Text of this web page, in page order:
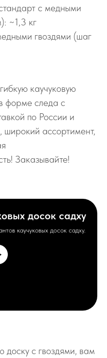
с медными
~1,3 кг
гвоздями (шаг
каучуковую
форме следа с
по России и
широкий ассортимент,
Заказывайте!
досок садху
каучуковых досок садху.
доску с гвоздями, вам